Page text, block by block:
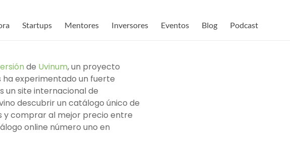
Startups Mentores Inversores Eventos Blog Podcast
de Uvinum, un proyecto
ha experimentado un fuerte
un site internacional de
descubrir un catálogo único de
y comprar al mejor precio entre
online número uno en